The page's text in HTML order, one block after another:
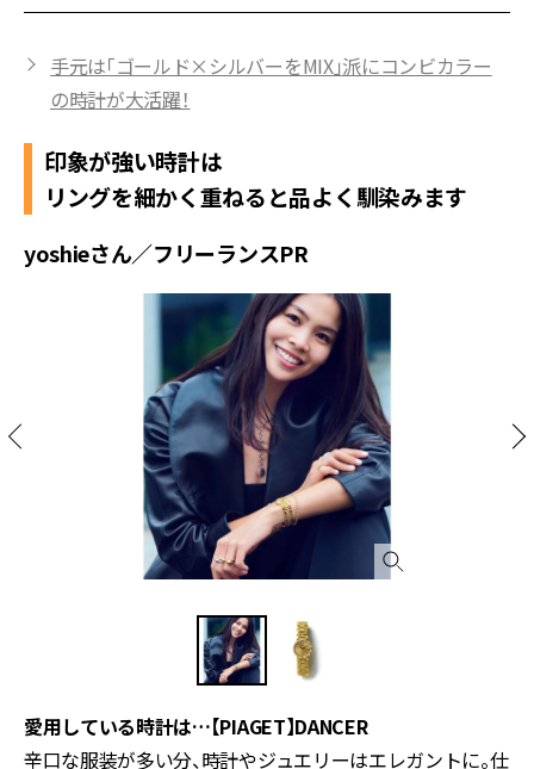
手元は「ゴールド×シルバーをMIX」派にコンビカラー
の時計が大活躍！
印象が強い時計は
リングを細かく重ねると品よく馴染みます
yoshieさん／フリーランスPR
愛用している時計は…【PIAGET】DANCER
辛口な服装が多い分、時計やジュエリーはエレガントに。仕